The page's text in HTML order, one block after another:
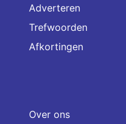
Adverteren
Trefwoorden
Afkortingen
Over ons